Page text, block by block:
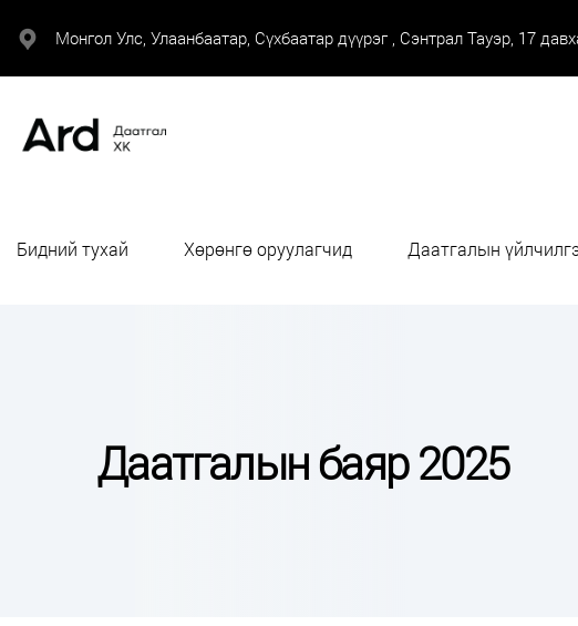
Монгол Улс, Улаанбаатар, Сүхбаатар дүүрэг , Сэнтрал Тауэр, 17
Бидний тухай Хөрөнгө оруулагчид Даатгалын
Даатгалын баяр 2025